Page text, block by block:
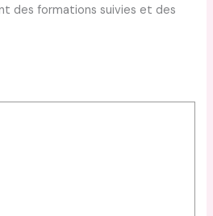
des formations suivies et des